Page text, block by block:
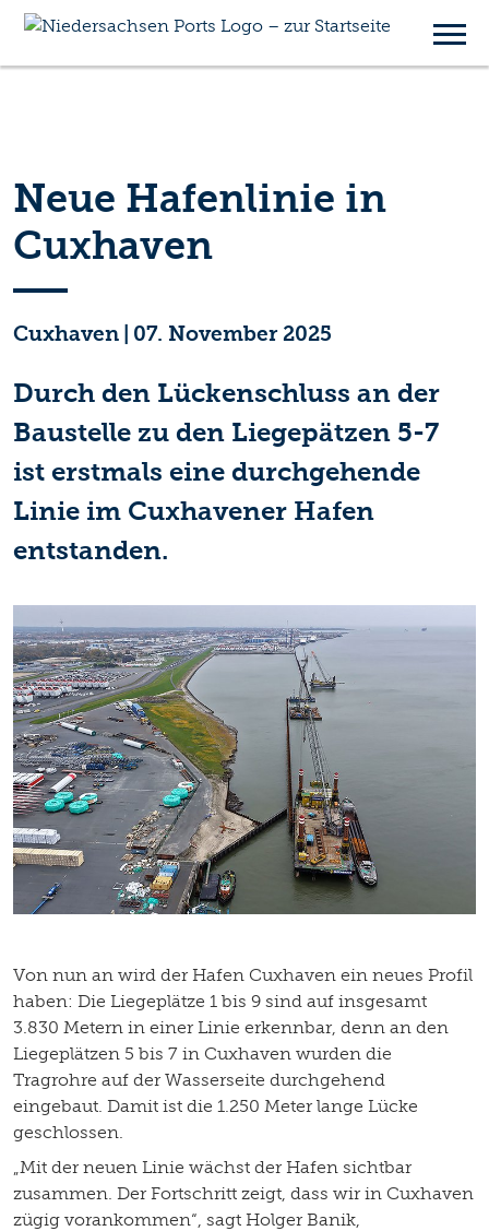
Neue Hafenlinie in
Cuxhaven
Cuxhaven 07. November 2025
Durch den Lückenschluss an der
Baustelle zu den Liegepätzen 5-7
ist erstmals eine durchgehende
Linie im Cuxhavener Hafen
entstanden.
Von nun an wird der Hafen Cuxhaven ein neues Profil
haben: Die Liegeplätze 1 bis 9 sind auf insgesamt
3.830 Metern in einer Linie erkennbar, denn an den
Liegeplätzen 5 bis 7 in Cuxhaven wurden die
Tragrohre auf der Wasserseite durchgehend
eingebaut. Damit ist die 1.250 Meter lange Lücke
geschlossen.
„Mit der neuen Linie wächst der Hafen sichtbar
zusammen. Der Fortschritt zeigt, dass wir in Cuxhaven
zügig vorankommen“, sagt Holger Banik,